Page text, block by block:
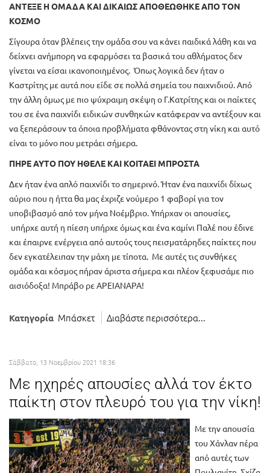
ΑΝΤΕΞΕ Η ΟΜΑΔΑ ΚΑΙ ΔΙΚΑΙΩΣ ΑΠΟΘΕΩΘΗΚΕ ΑΠΟ ΤΟΝ
ΚΟΣΜΟ
Σίγουρα όταν βλέπεις την ομάδα σου να κάνει παιδικά λάθη και να
δείχνει ανήμπορη να εφαρμόσει τα βασικά του αθλήματος δεν
γίνεται να είσαι ικανοποιημένος. Όπως λογικά δεν ήταν ο
Καστρίτης με αυτά που είδε σε πολλά σημεία του παιχνιδιού. Από
την άλλη όμως με πιο ψύχραιμη σκέψη ο Γ.Κατρίτης και οι παίκτες
του σε ένα παιχνίδι ειδικών συνθηκών κατάφεραν να αντέξουν και
να ξεπεράσουν τα όποια προβλήματα φθάνοντας στη νίκη και αυτό
είναι το μόνο που μετράει σήμερα.
ΠΗΡΕ ΑΥΤΟ ΠΟΥ ΗΘΕΛΕ ΚΑΙ ΚΟΙΤΑΕΙ ΜΠΡΟΣΤΑ
Δεν ήταν ένα απλό παιχνίδι το σημερινό. Ήταν ένα παιχνίδι δίχως
αύριο που η ήττα θα μας έχριζε νούμερο 1 φαβορί για τον
υποβιβασμό από τον μήνα Νοέμβριο. Υπήρχαν οι απουσίες,
υπήρχε αυτή η πίεση υπήρχε όμως και ένα καμίνι Παλέ που έδινε
και έπαιρνε ενέργεια από αυτούς τους πεισματάρηδες παίκτες που
δεν εγκατέλειπαν την μάχη με τίποτα. Με αυτές τις συνθήκες
ομάδα και κόσμος πήραν άριστα σήμερα και πλέον ξεφυσάμε πιο
αισιόδοξα! Μπράβο ρε ΑΡΕΙΑΝΑΡΑ!
Κατηγορία Μπάσκετ Διαβάστε περισσότερα...
Σάββατο, 13 Νοεμβρίου 2021 18:36
Με ηχηρές απουσίες αλλά τον έκτο
παίκτη στον πλευρό του για την νίκη!
Με την απουσία
του Χάνλαν πέρα
από αυτές των